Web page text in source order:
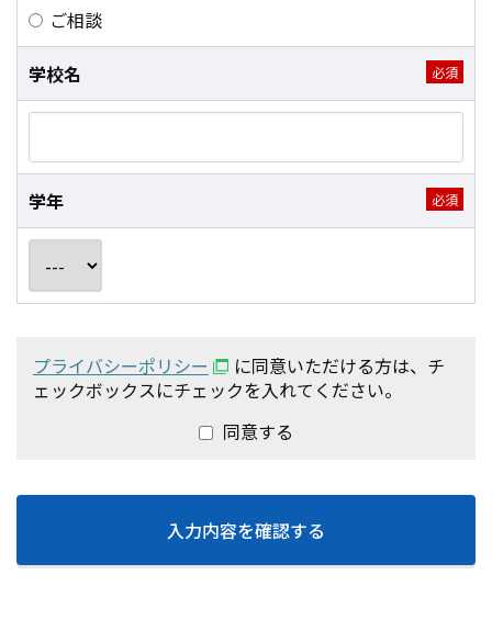
ご相談
学校名
学年
プライバシーポリシー
に同意いただける方は、チ
ェックボックスにチェックを入れてください。
同意する